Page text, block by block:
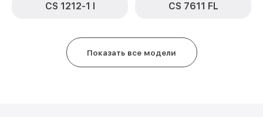
CS 1212-1 I CS 7611 FL
Показать все модели